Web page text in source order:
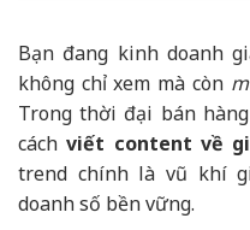
Bạn đang kinh doanh
không chỉ xem mà còn
Trong thời đại bán
cách viết content về
trend chính là vũ khí
doanh số bền vững.